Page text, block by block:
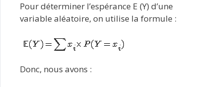
Pour déterminer l’espérance E (Y) d’une
variable aléatoire, on utilise la formule :
Donc, nous avons :